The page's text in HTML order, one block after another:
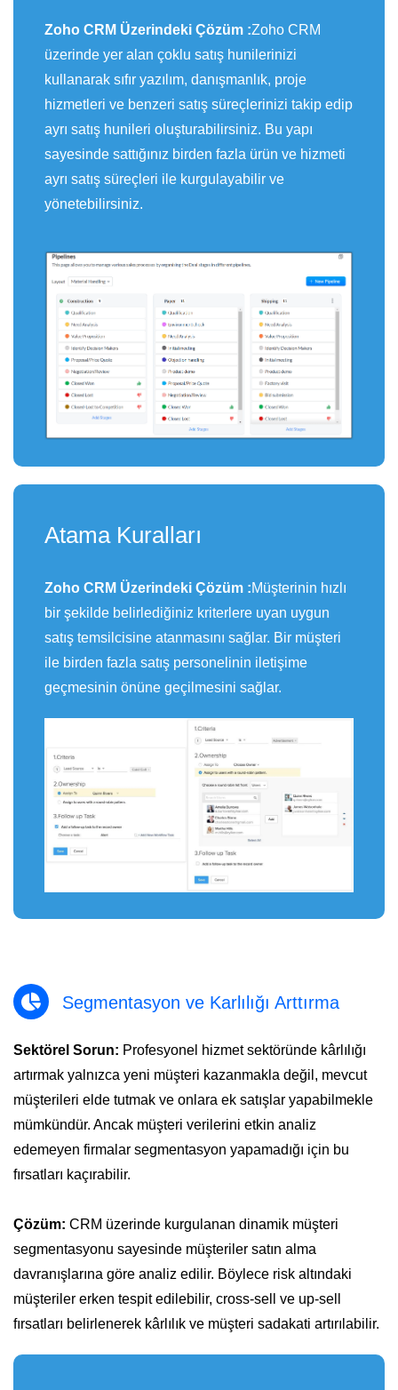
Zoho CRM Üzerindeki Çözüm :Zoho CRM
üzerinde yer alan çoklu satış hunilerinizi
kullanarak sıfır yazılım, danışmanlık, proje
hizmetleri ve benzeri satış süreçlerinizi takip edip
ayrı satış hunileri oluşturabilirsiniz. Bu yapı
sayesinde sattığınız birden fazla ürün ve hizmeti
ayrı satış süreçleri ile kurgulayabilir ve
yönetebilirsiniz.
Atama Kuralları
Zoho CRM Üzerindeki Çözüm :Müşterinin hızlı
bir şekilde belirlediğiniz kriterlere uyan uygun
satış temsilcisine atanmasını sağlar. Bir müşteri
ile birden fazla satış personelinin iletişime
geçmesinin önüne geçilmesini sağlar.
Segmentasyon ve Karlılığı Arttırma
Sektörel Sorun: Profesyonel hizmet sektöründe kârlılığı
artırmak yalnızca yeni müşteri kazanmakla değil, mevcut
müşterileri elde tutmak ve onlara ek satışlar yapabilmekle
mümkündür. Ancak müşteri verilerini etkin analiz
edemeyen firmalar segmentasyon yapamadığı için bu
fırsatları kaçırabilir.
Çözüm: CRM üzerinde kurgulanan dinamik müşteri
segmentasyonu sayesinde müşteriler satın alma
davranışlarına göre analiz edilir. Böylece risk altındaki
müşteriler erken tespit edilebilir, cross-sell ve up-sell
fırsatları belirlenerek kârlılık ve müşteri sadakati artırılabilir.